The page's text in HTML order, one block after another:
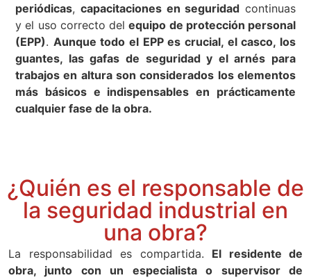
periódicas, capacitaciones en seguridad continuas
y el uso correcto delequipo de protección personal
(EPP). Aunque todo el EPP es crucial, el casco, los
guantes, las gafas de seguridad y el arnés para
trabajos en altura son considerados los elementos
más básicos e indispensables en prácticamente
cualquier fase de la obra.
¿Quién es el responsable de
la seguridad industrial en
una obra?
La responsabilidad es compartida. El residente de
obra, junto con un especialista o supervisor de